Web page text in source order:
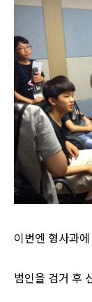
이번엔 형사과
범인을 검거 후